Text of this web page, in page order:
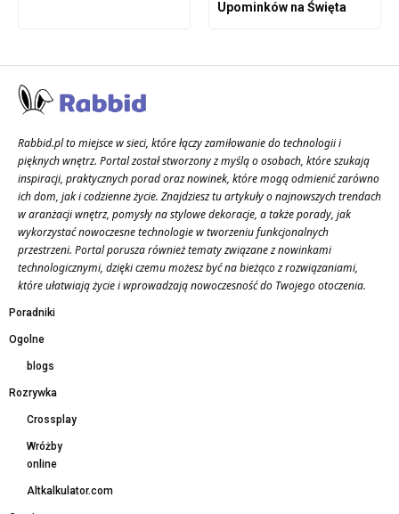
Upominków na Święta
Rabbid.pl to miejsce w sieci, które łączy zamiłowanie do technologii i
pięknych wnętrz. Portal został stworzony z myślą o osobach, które szukają
inspiracji, praktycznych porad oraz nowinek, które mogą odmienić zarówno
ich dom, jak i codzienne życie. Znajdziesz tu artykuły o najnowszych trendach
w aranżacji wnętrz, pomysły na stylowe dekoracje, a także porady, jak
wykorzystać nowoczesne technologie w tworzeniu funkcjonalnych
przestrzeni. Portal porusza również tematy związane z nowinkami
technologicznymi, dzięki czemu możesz być na bieżąco z rozwiązaniami,
które ułatwiają życie i wprowadzają nowoczesność do Twojego otoczenia.
Poradniki
Ogolne
blogs
Rozrywka
Crossplay
Wróżby
online
Altkalkulator.com